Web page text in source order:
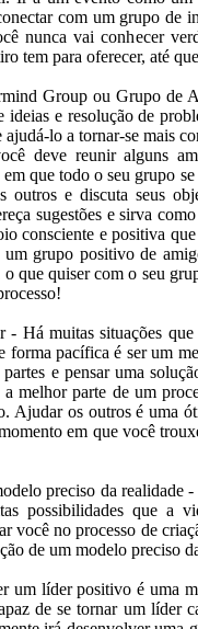
com um grupo de
nunca vai conhecer
tem para oferecer, até
Group ou Grupo de
ideias e resolução de
ajudá-lo a tornar-se mais
deve reunir alguns
que todo o seu grupo
outros e discuta seus
sugestões e sirva
consciente e positiva
grupo positivo de
o que quiser com o seu
- Há muitas situações
forma pacífica é ser um
e pensar uma
melhor parte de um
Ajudar os outros é uma
em que você
preciso da realidade
possibilidades que a
você no processo de
de um modelo preciso
um líder positivo é uma
de se tornar um líder